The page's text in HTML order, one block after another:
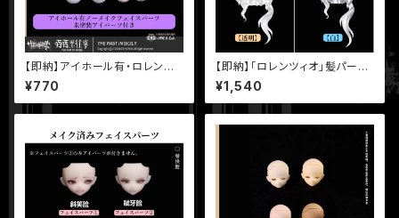
【即納】アイホール有・ロレンツィ
オノーメイクフェイスパーツ 【シ
チリアの追憶】シリーズ MJD ブ
ラインドドール 【悸動瞬息】
¥770
【即納】「ロレンツィオ」髪パーツ
セット 【シチリアの追憶】シリー
ズ MJD ブラインドドール 【悸動
瞬息】
¥1,540